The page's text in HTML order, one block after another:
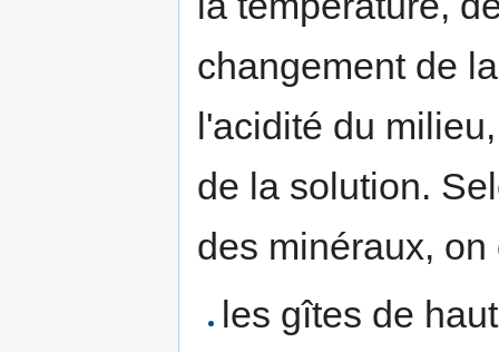
changement de
l'acidité du
de la solution.
des minéraux,
les gîtes de